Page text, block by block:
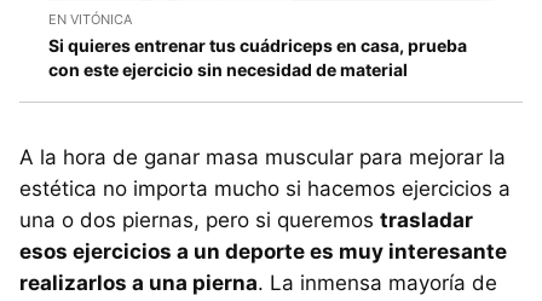
EN VITÓNICA
Si quieres entrenar tus cuádriceps en casa, prueba
con este ejercicio sin necesidad de material
A la hora de ganar masa muscular para mejorar la
estética no importa mucho si hacemos ejercicios a
una o dos piernas, pero si queremos trasladar
esos ejercicios a un deporte es muy interesante
realizarlos a una pierna. La inmensa mayoría de